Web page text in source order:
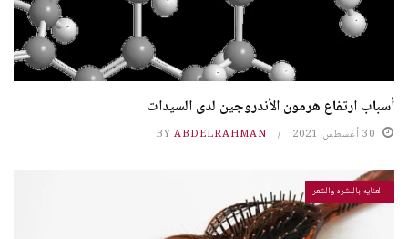
أسباب ارتفاع هرمون الأندروجين لدى السيدات
30 أغسطس، 2021 BY ABDELRAHMAN
العنايه بالبشره والشعر